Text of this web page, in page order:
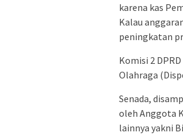
karena kas
Kalau
peningkatan
Komisi 2
Olahraga
Senada,
oleh Anggota
lainnya yakni